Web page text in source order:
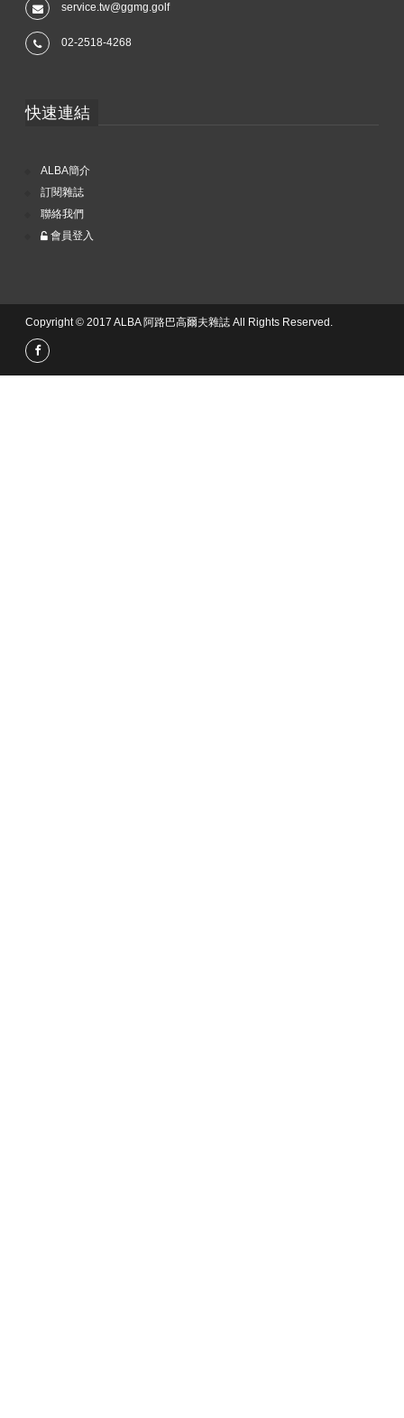
service.tw@ggmg.golf
02-2518-4268
快速連結
ALBA簡介
訂閱雜誌
聯絡我們
會員登入
Copyright © 2017 ALBA 阿路巴高爾夫雜誌 All Rights Reserved.